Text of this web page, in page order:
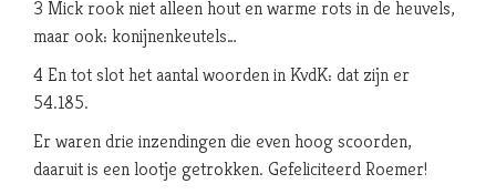
3 Mick rook niet alleen hout en warme rots in de heuvels,
maar ook: konijnenkeutels…
4 En tot slot het aantal woorden in KvdK: dat zijn er
54.185.
Er waren drie inzendingen die even hoog scoorden,
daaruit is een lootje getrokken. Gefeliciteerd Roemer!